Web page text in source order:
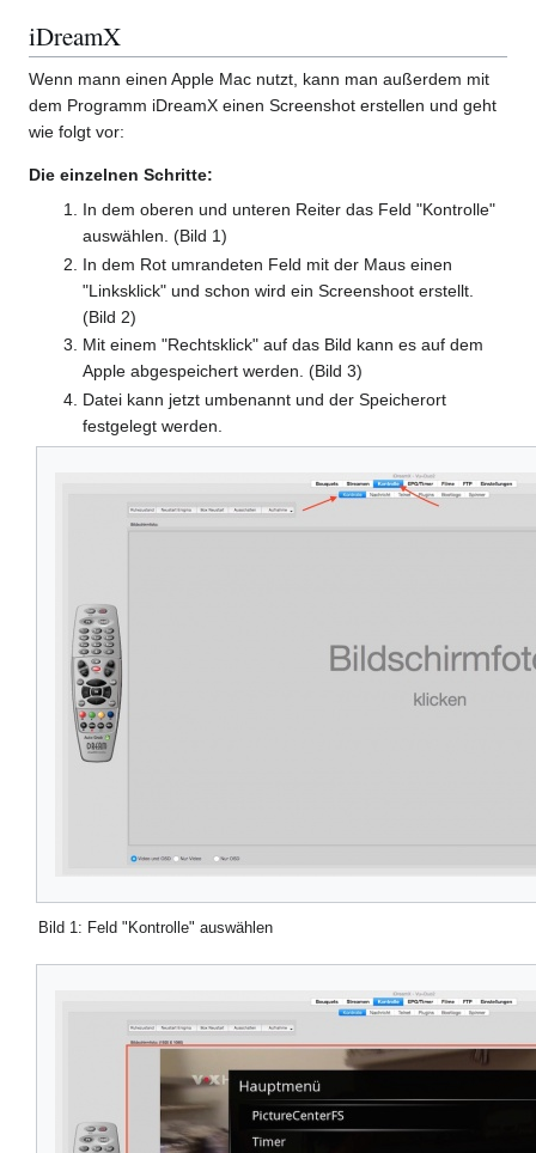
iDreamX
Wenn mann einen Apple Mac nutzt, kann man außerdem mit
dem Programm iDreamX einen Screenshot erstellen und geht
wie folgt vor:
Die einzelnen Schritte:
In dem oberen und unteren Reiter das Feld "Kontrolle"
auswählen. (Bild 1)
In dem Rot umrandeten Feld mit der Maus einen
"Linksklick" und schon wird ein Screenshoot erstellt.
(Bild 2)
Mit einem "Rechtsklick" auf das Bild kann es auf dem
Apple abgespeichert werden. (Bild 3)
Datei kann jetzt umbenannt und der Speicherort
festgelegt werden.
Bild 1: Feld "Kontrolle" auswählen